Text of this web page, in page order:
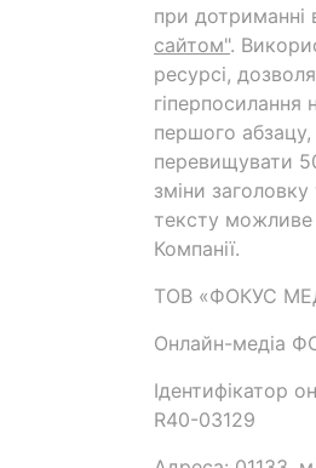
при дотриманні
сайтом".
ресурсі,
гіперпосилання
першого
перевищувати
зміни
тексту
Компанії.
ТОВ «ФОКУС
Онлайн-медіа
Ідентифікатор
R40-03129